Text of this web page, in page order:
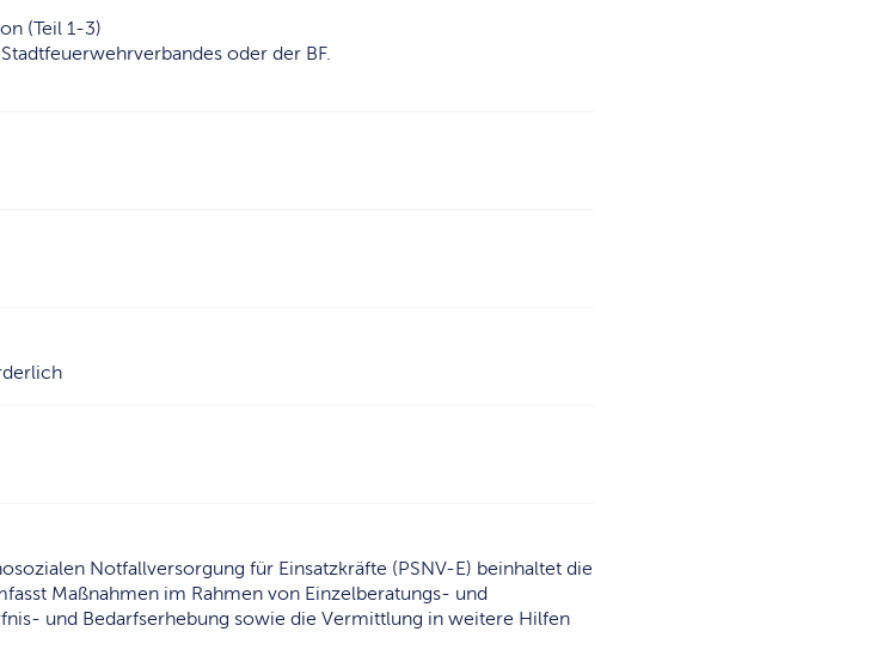
(Teil 1-3)
oder der BF.
Notfallversorgung für Einsatzkräfte (PSNV-E) beinhaltet die
Maßnahmen im Rahmen von Einzelberatungs- und
und Bedarfserhebung sowie die Vermittlung in weitere Hilfen